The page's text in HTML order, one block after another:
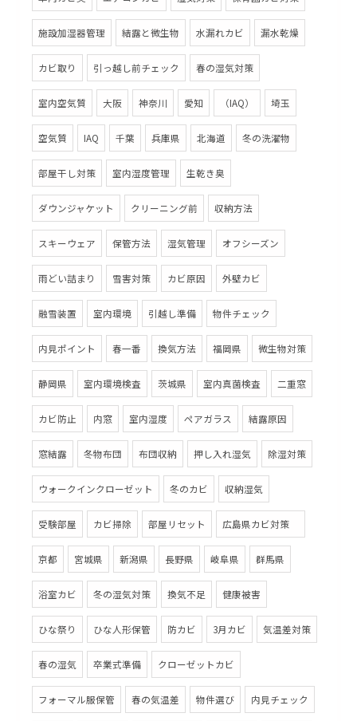
施設加湿器管理 結露と微生物 水漏れカビ 漏水乾燥
カビ取り 引っ越し前チェック 春の湿気対策
室内空気質 大阪 神奈川 愛知 （IAQ） 埼玉
空気質 IAQ 千葉 兵庫県 北海道 冬の洗濯物
部屋干し対策 室内湿度管理 生乾き臭
ダウンジャケット クリーニング前 収納方法
スキーウェア 保管方法 湿気管理 オフシーズン
雨どい詰まり 雪害対策 カビ原因 外壁カビ
融雪装置 室内環境 引越し準備 物件チェック
内見ポイント 春一番 換気方法 福岡県 微生物対策
静岡県 室内環境検査 茨城県 室内真菌検査 二重窓
カビ防止 内窓 室内湿度 ペアガラス 結露原因
窓結露 冬物布団 布団収納 押し入れ湿気 除湿対策
ウォークインクローゼット 冬のカビ 収納湿気
受験部屋 カビ掃除 部屋リセット 広島県カビ対策
京都 宮城県 新潟県 長野県 岐阜県 群馬県
浴室カビ 冬の湿気対策 換気不足 健康被害
ひな祭り ひな人形保管 防カビ 3月カビ 気温差対策
春の湿気 卒業式準備 クローゼットカビ
フォーマル服保管 春の気温差 物件選び 内見チェック